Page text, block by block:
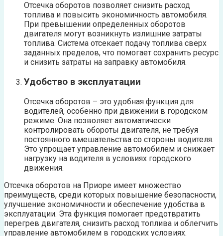
Отсечка оборотов позволяет снизить расход
топлива и повысить экономичность автомобиля.
При превышении определенных оборотов
двигателя могут возникнуть излишние затраты
топлива. Система отсекает подачу топлива сверх
заданных пределов, что помогает сохранить ресурс
и снизить затраты на заправку автомобиля.
Удобство в эксплуатации
Отсечка оборотов – это удобная функция для
водителей, особенно при движении в городском
режиме. Она позволяет автоматически
контролировать обороты двигателя, не требуя
постоянного вмешательства со стороны водителя.
Это упрощает управление автомобилем и снижает
нагрузку на водителя в условиях городского
движения.
Отсечка оборотов на Приоре имеет множество
преимуществ, среди которых повышение безопасности,
улучшение экономичности и обеспечение удобства в
эксплуатации. Эта функция помогает предотвратить
перегрев двигателя, снизить расход топлива и облегчить
управление автомобилем в городских условиях.